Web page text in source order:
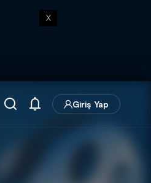
X
Giriş Yap